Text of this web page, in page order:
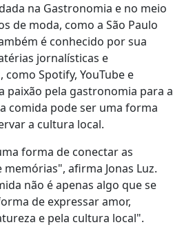
na Gastronomia e no meio
de moda, como a São Paulo
é conhecido por sua
jornalísticas e
Spotify, YouTube e
paixão pela gastronomia para a
comida pode ser uma forma
a cultura local.
forma de conectar as
afirma Jonas Luz.
não é apenas algo que se
de expressar amor,
e pela cultura local".